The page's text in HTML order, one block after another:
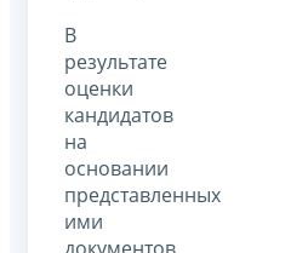
В
результате
оценки
кандидатов
на
основании
представленных
ими